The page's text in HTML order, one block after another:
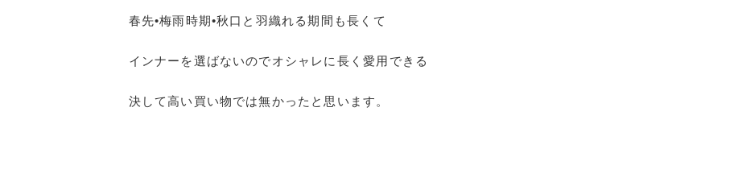
春先•梅雨時期•秋口と羽織れる期間も長くて
インナーを選ばないのでオシャレに長く愛用できる
決して高い買い物では無かったと思います。